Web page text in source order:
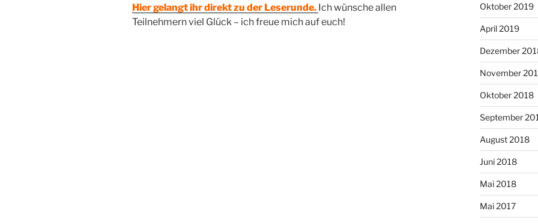
Hier gelangt ihr direkt zu der Leserunde. Ich wünsche allen
Teilnehmern viel Glück – ich freue mich auf euch!
Oktober 2019
April 2019
Dezember
November
Oktober 2018
September
August 2018
Juni 2018
Mai 2018
Mai 2017